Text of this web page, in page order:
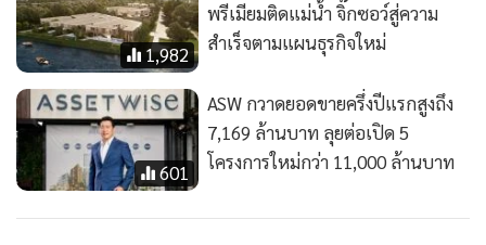
1,982
พรีเมียมติดแม่น้ำ จิ๊กซอว์สู่ความ
สำเร็จตามแผนธุรกิจใหม่
601
ASW กวาดยอดขายครึ่งปีแรกสูงถึง
7,169 ล้านบาท ลุยต่อเปิด 5
โครงการใหม่กว่า 11,000 ล้านบาท